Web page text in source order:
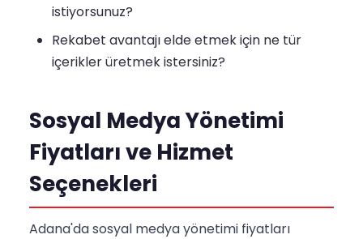
istiyorsunuz?
Rekabet avantajı elde etmek için ne tür
içerikler üretmek istersiniz?
Sosyal Medya Yönetimi
Fiyatları ve Hizmet
Seçenekleri
Adana'da sosyal medya yönetimi fiyatları